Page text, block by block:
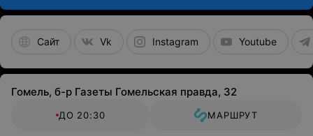
Сайт Vk Instagram Youtube
Гомель, б-р Газеты Гомельская правда, 32
ДО 20:30 МАРШРУТ